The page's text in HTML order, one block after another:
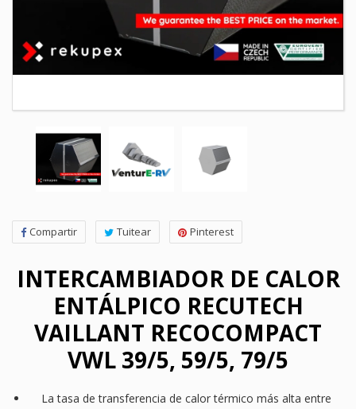
Compartir Tuitear Pinterest
INTERCAMBIADOR DE CALOR
ENTÁLPICO RECUTECH
VAILLANT RECOCOMPACT
VWL 39/5, 59/5, 79/5
La tasa de transferencia de calor térmico más alta entre